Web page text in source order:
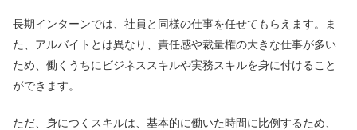
長期インターンでは、社員と同様の仕事を任せてもらえます。ま
た、アルバイトとは異なり、責任感や裁量権の大きな仕事が多い
ため、働くうちにビジネススキルや実務スキルを身に付けること
ができます。
ただ、身につくスキルは、基本的に働いた時間に比例するため、